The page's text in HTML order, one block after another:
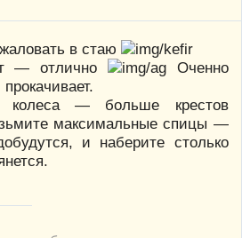
в стаю
— отлично
Оченно
колеса — больше крестов
максимальные спицы —
и наберите столько